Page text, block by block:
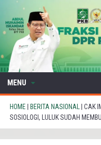
MENU
HOME BERITA NASIONAL CAK
SOSIOLOGI, LULUK SUDAH